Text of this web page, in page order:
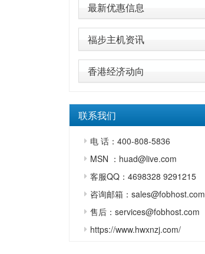
最新优惠信息
福步主机资讯
香港经济动向
联系我们
电 话：400-808-5836
MSN ：huad@live.com
客服QQ：4698328 9291215
咨询邮箱：sales@fobhost.com
售后：services@fobhost.com
https://www.hwxnzj.com/